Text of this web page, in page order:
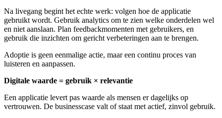
Na livegang begint het echte werk: volgen hoe de applicatie
gebruikt wordt. Gebruik analytics om te zien welke onderdelen wel
en niet aanslaan. Plan feedbackmomenten met gebruikers, en
gebruik die inzichten om gericht verbeteringen aan te brengen.
Adoptie is geen eenmalige actie, maar een continu proces van
luisteren en aanpassen.
Digitale waarde = gebruik × relevantie
Een applicatie levert pas waarde als mensen er dagelijks op
vertrouwen. De businesscase valt of staat met actief, zinvol gebruik.